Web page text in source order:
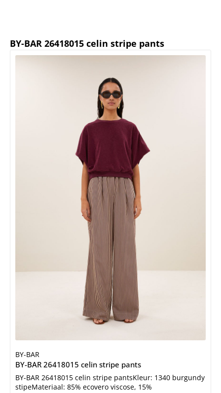
BY-BAR 26418015 celin stripe pants
BY-BAR
BY-BAR 26418015 celin stripe pants
BY-BAR 26418015 celin stripe pantsKleur: 1340 burgundy
stipeMateriaal: 85% ecovero viscose, 15%